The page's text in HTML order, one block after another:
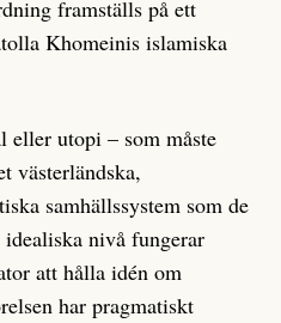
framställs på ett
Khomeinis islamiska
eller utopi – som måste
västerländska,
samhällssystem som de
nivå fungerar
att hålla idén om
har pragmatiskt